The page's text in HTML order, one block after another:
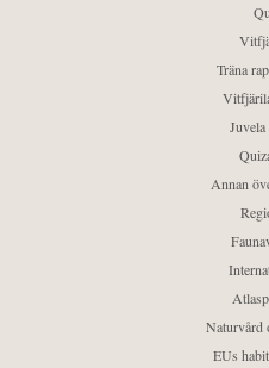
Träna
Annan
Naturvård
EUs